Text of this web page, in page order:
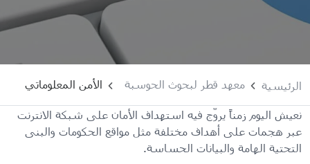
الرئيسية معهد قطر لبحوث الحوسبة الأمن المعلوماتي
نعيش اليوم زمناً يروّج فيه استهداف الأمان على شبكة الانترنت
عبر هجمات على أهداف مختلفة مثل مواقع الحكومات والبنى
التحتية الهامة والبيانات الحساسة.